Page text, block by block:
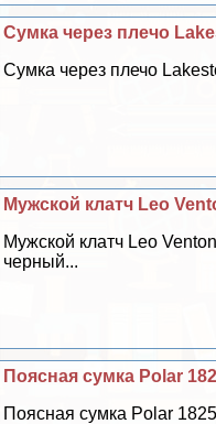
Сумка через плечо
Сумка через плечо
Мужской клатч Leo
Мужской клатч Leo
черный...
Поясная сумка Polar
Поясная сумка Polar